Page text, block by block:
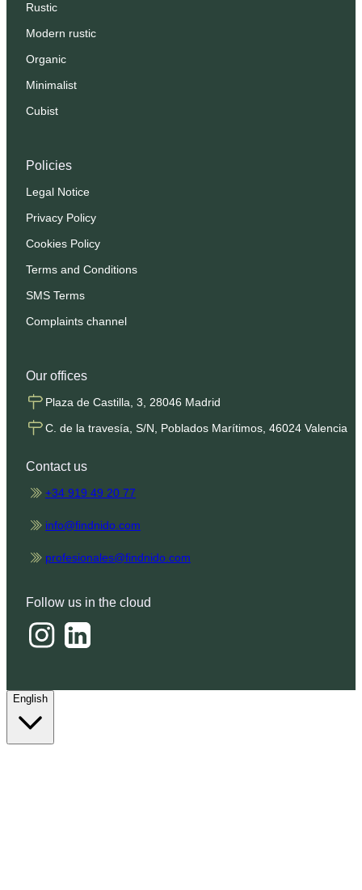
Rustic
Modern rustic
Organic
Minimalist
Cubist
Policies
Legal Notice
Privacy Policy
Cookies Policy
Terms and Conditions
SMS Terms
Complaints channel
Our offices
Plaza de Castilla, 3, 28046 Madrid
C. de la travesía, S/N, Poblados Marítimos, 46024 Valencia
Contact us
+34 919 49 20 77
info@findnido.com
profesionales@findnido.com
Follow us in the cloud
English